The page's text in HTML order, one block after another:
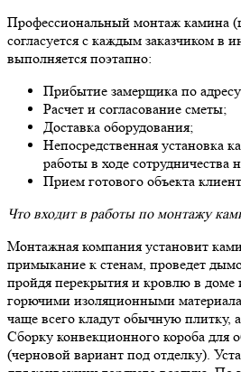
Профессиональный монтаж камина
согласуется с каждым заказчиком в
выполняется поэтапно:
Прибытие замерщика по
Расчет и согласование сметы;
Доставка оборудования;
Непосредственная установка
работы в ходе сотрудничества
Прием готового объекта
Что входит в работы по монтажу
Монтажная компания установит
примыкание к стенам, проведет
пройдя перекрытия и кровлю в доме
горючими изоляционными
чаще всего кладут обычную плитку,
Сборку конвекционного короба для
(черновой вариант под отделку).